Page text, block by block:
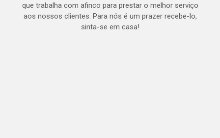
que trabalha com afinco para prestar o melhor serviço
aos nossos clientes. Para nós é um prazer recebe-lo,
sinta-se em casa!